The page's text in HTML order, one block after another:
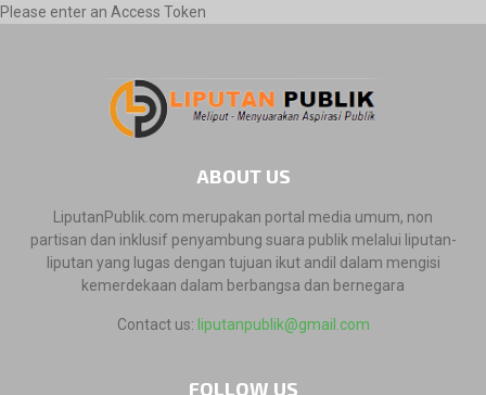
Please enter an Access Token
ABOUT US
LiputanPublik.com merupakan portal media umum, non
partisan dan inklusif penyambung suara publik melalui liputan-
liputan yang lugas dengan tujuan ikut andil dalam mengisi
kemerdekaan dalam berbangsa dan bernegara
Contact us: liputanpublik@gmail.com
FOLLOW US